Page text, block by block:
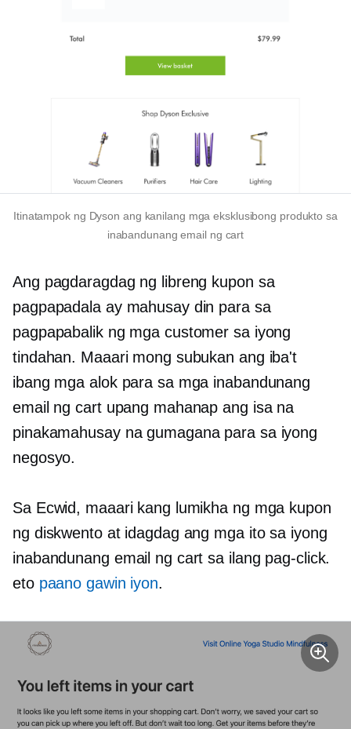
Itinatampok ng Dyson ang kanilang mga eksklusibong produkto sa
inabandunang email ng cart
Ang pagdaragdag ng libreng kupon sa
pagpapadala ay mahusay din para sa
pagpapabalik ng mga customer sa iyong
tindahan. Maaari mong subukan ang iba't
ibang mga alok para sa mga inabandunang
email ng cart upang mahanap ang isa na
pinakamahusay na gumagana para sa iyong
negosyo.
Sa Ecwid, maaari kang lumikha ng mga kupon
ng diskwento at idagdag ang mga ito sa iyong
inabandunang email ng cart sa ilang pag-click.
eto paano gawin iyon.